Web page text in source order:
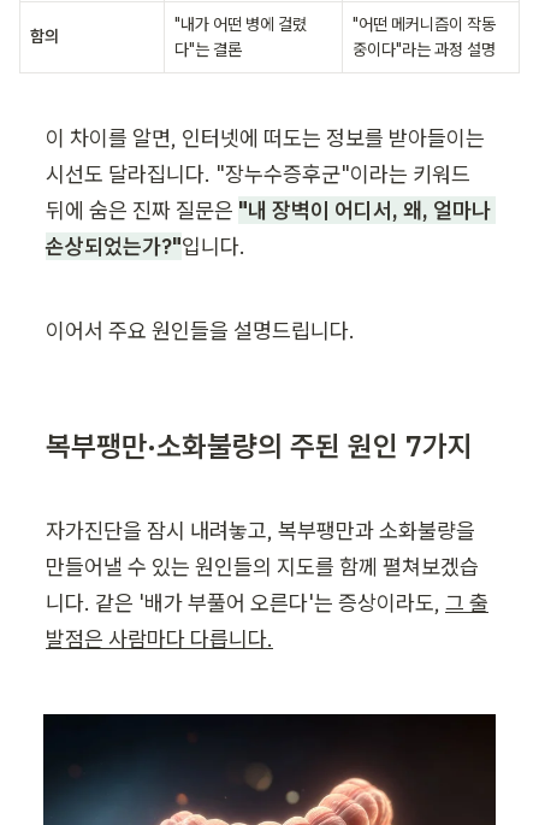
함의
"내가 어떤 병에 걸렸
다"는 결론
"어떤 메커니즘이 작동
중이다"라는 과정 설명
이 차이를 알면, 인터넷에 떠도는 정보를 받아들이는
시선도 달라집니다. "장누수증후군"이라는 키워드
뒤에 숨은 진짜 질문은 "내 장벽이 어디서, 왜, 얼마나
손상되었는가?"입니다.
이어서 주요 원인들을 설명드립니다.
복부팽만·소화불량의 주된 원인 7가지
자가진단을 잠시 내려놓고, 복부팽만과 소화불량을
만들어낼 수 있는 원인들의 지도를 함께 펼쳐보겠습
니다. 같은 '배가 부풀어 오른다'는 증상이라도, 그 출
발점은 사람마다 다릅니다.